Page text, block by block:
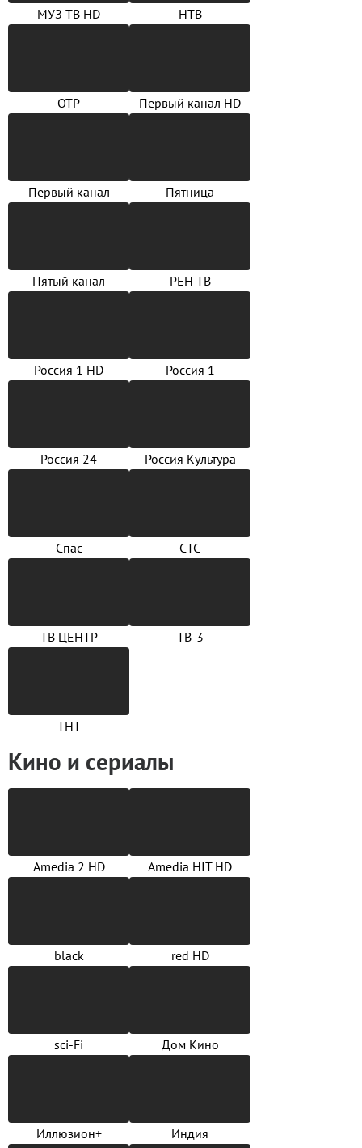
МУЗ-ТВ HD НТВ
ОТР Первый канал HD
Первый канал Пятница
Пятый канал РЕН ТВ
Россия 1 HD Россия 1
Россия 24 Россия Культура
Спас СТС
ТВ ЦЕНТР ТВ-3
ТНТ
Кино и сериалы
Amedia 2 HD Amedia HIT HD
black red HD
sci-Fi Дом Кино
Иллюзион+ Индия